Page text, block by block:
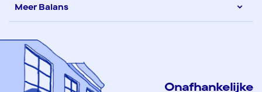
Meer Balans
Onafhankelijke